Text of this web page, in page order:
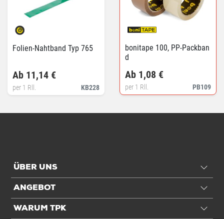
Folien-Nahtband Typ 765
KB228
Ab 11,14 €
per 1 Rll.
bonitape 100, PP-Packban
d
PB109
Ab 1,08 €
per 1 Rll.
ÜBER UNS
ANGEBOT
WARUM TPK